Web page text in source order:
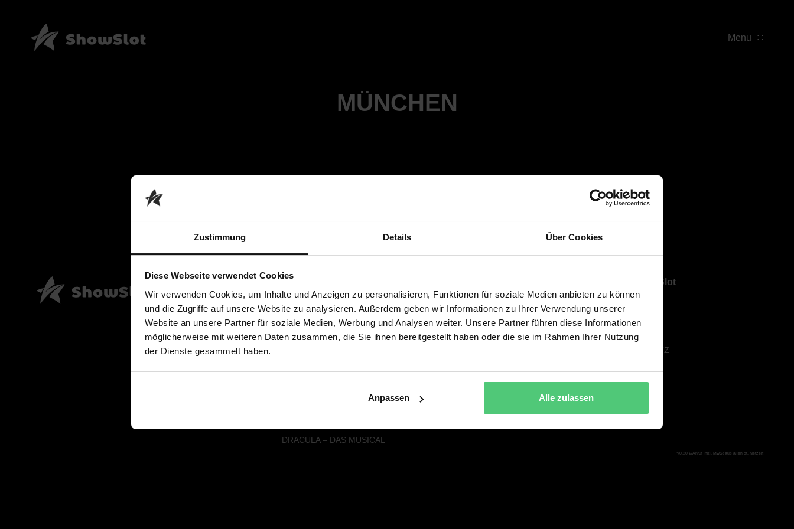
Zustimmung Details Über Cookies
Diese Webseite verwendet Cookies
Wir verwenden Cookies, um Inhalte und Anzeigen zu personalisieren, Funktionen für soziale Medien anbieten zu können
und die Zugriffe auf unsere Website zu analysieren. Außerdem geben wir Informationen zu Ihrer Verwendung unserer
Website an unsere Partner für soziale Medien, Werbung und Analysen weiter. Unsere Partner führen diese Informationen
möglicherweise mit weiteren Daten zusammen, die Sie ihnen bereitgestellt haben oder die sie im Rahmen Ihrer Nutzung
der Dienste gesammelt haben.
Anpassen Alle zulassen
Menu
MÜNCHEN
Alle Musicals & Shows
SISTER ACT – DAS HIMMLISCHE
MUSICAL
FACK JU GÖHTE - DAS MUSICAL
DREI HASELNÜSSE FÜR
DRACULA – DAS MUSICAL
PRESSE
NEWSLETTER
Über ShowSlot
KARRIERE
AGB
DATENSCHUTZ
*(0,20 €/Anruf inkl. MwSt aus allen dt. Netzen)